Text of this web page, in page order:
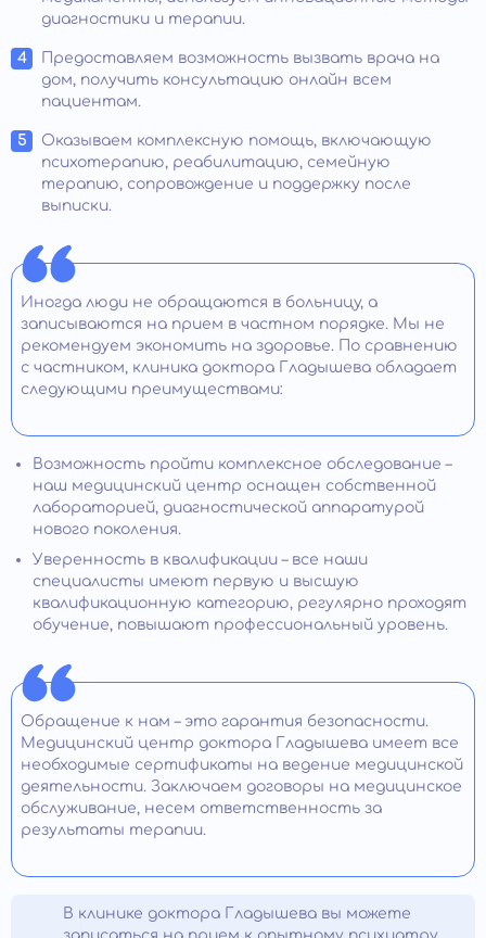
диагностики и терапии.
Предоставляем возможность вызвать врача на
дом, получить консультацию онлайн всем
пациентам.
Оказываем комплексную помощь, включающую
психотерапию, реабилитацию, семейную
терапию, сопровождение и поддержку после
выписки.
Иногда люди не обращаются в больницу, а
записываются на прием в частном порядке. Мы не
рекомендуем экономить на здоровье. По сравнению
с частником, клиника доктора Гладышева обладает
следующими преимуществами:
Возможность пройти комплексное обследование –
наш медицинский центр оснащен собственной
лабораторией, диагностической аппаратурой
нового поколения.
Уверенность в квалификации – все наши
специалисты имеют первую и высшую
квалификационную категорию, регулярно проходят
обучение, повышают профессиональный уровень.
Обращение к нам – это гарантия безопасности.
Медицинский центр доктора Гладышева имеет все
необходимые сертификаты на ведение медицинской
деятельности. Заключаем договоры на медицинское
обслуживание, несем ответственность за
результаты терапии.
В клинике доктора Гладышева вы можете